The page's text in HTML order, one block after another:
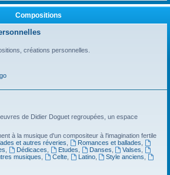
Compositions
créations personnelles.
de Didier Doguet regroupées, un espace
à la musique d'un compositeur à l'imagination fertile
et autres réveries Romances et ballades
Dédicaces Etudes Danses Valses
musiques Celte, Latino, Style anciens